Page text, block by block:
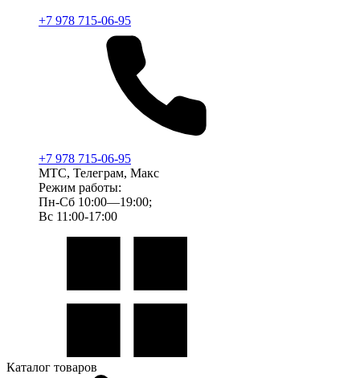
+7 978 715-06-95
+7 978 715-06-95
МТС, Телеграм, Макс
Режим работы:
Пн-Сб 10:00—19:00;
Вс 11:00-17:00
Каталог товаров